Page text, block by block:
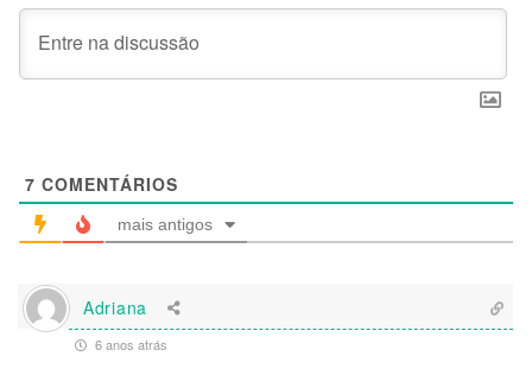
7 COMENTÁRIOS
mais antigos
Adriana
6 anos atrás